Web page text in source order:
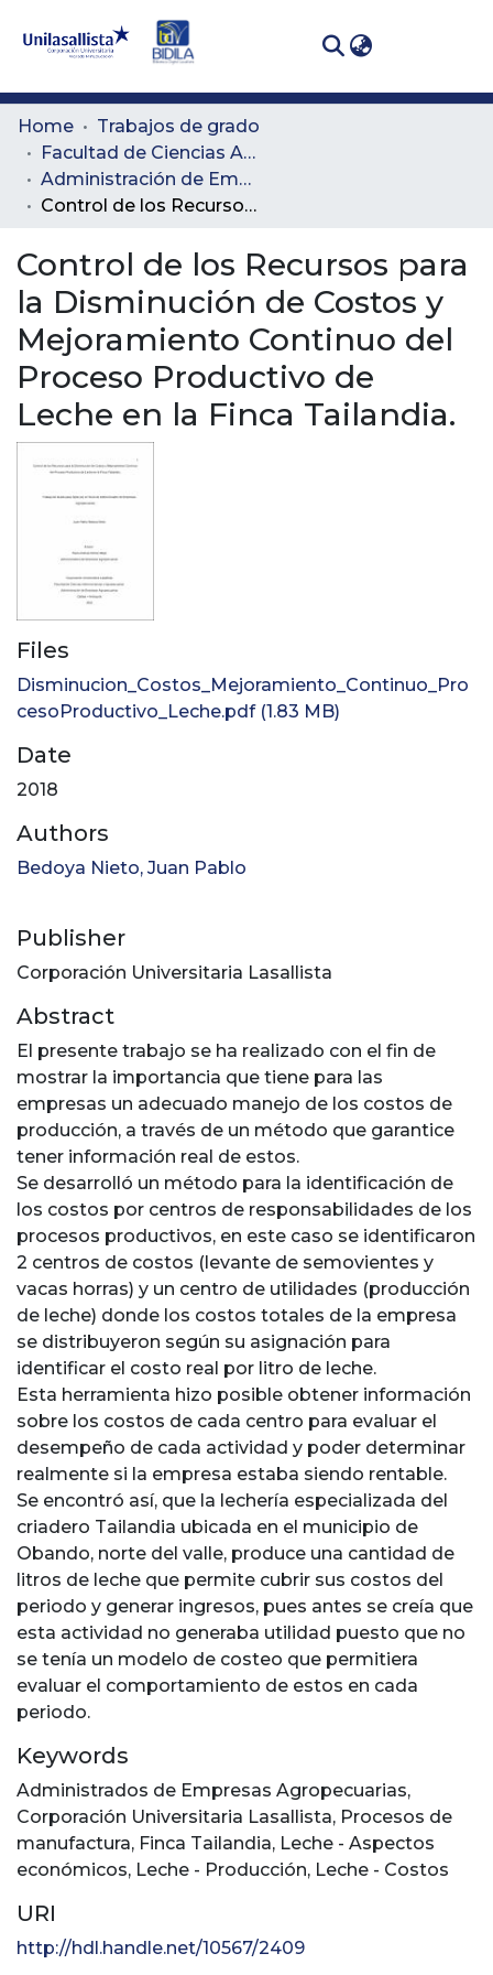
Communities
& Collections
All of DSpace
Statistics
Home
Trabajos de grado
Facultad de Ciencias Administrativas y Agropecuarias
Administración de Empresas Agropecuarias
Control de los Recursos para la Disminución de Costos y Mejoramiento Continuo del Proceso Productivo de Leche en la Finca Tailandia.
Control de los Recursos para
la Disminución de Costos y
Mejoramiento Continuo del
Proceso Productivo de
Leche en la Finca Tailandia.
Files
Disminucion_Costos_Mejoramiento_Continuo_Pro
cesoProductivo_Leche.pdf(1.83 MB)
Date
2018
Authors
Bedoya Nieto, Juan Pablo
Publisher
Corporación Universitaria Lasallista
Abstract
El presente trabajo se ha realizado con el fin de
mostrar la importancia que tiene para las
empresas un adecuado manejo de los costos de
producción, a través de un método que garantice
tener información real de estos.
Se desarrolló un método para la identificación de
los costos por centros de responsabilidades de los
procesos productivos, en este caso se identificaron
2 centros de costos (levante de semovientes y
vacas horras) y un centro de utilidades (producción
de leche) donde los costos totales de la empresa
se distribuyeron según su asignación para
identificar el costo real por litro de leche.
Esta herramienta hizo posible obtener información
sobre los costos de cada centro para evaluar el
desempeño de cada actividad y poder determinar
realmente si la empresa estaba siendo rentable.
Se encontró así, que la lechería especializada del
criadero Tailandia ubicada en el municipio de
Obando, norte del valle, produce una cantidad de
litros de leche que permite cubrir sus costos del
periodo y generar ingresos, pues antes se creía que
esta actividad no generaba utilidad puesto que no
se tenía un modelo de costeo que permitiera
evaluar el comportamiento de estos en cada
periodo.
Keywords
Administrados de Empresas Agropecuarias,
Corporación Universitaria Lasallista, Procesos de
manufactura, Finca Tailandia, Leche - Aspectos
económicos, Leche - Producción, Leche - Costos
URI
http://hdl.handle.net/10567/2409